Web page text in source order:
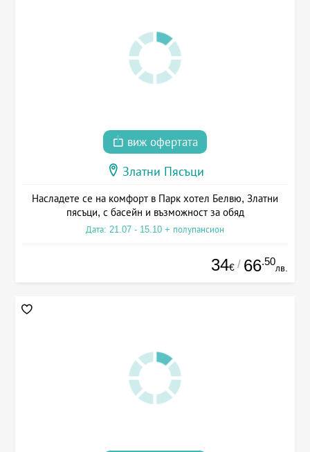
виж офертата
Златни Пясъци
Насладете се на комфорт в Парк хотел Белвю, Златни
пясъци, с басейн и възможност за обяд
Дата: 21.07 - 15.10 + полупансион
34€ / 66.50
лв.